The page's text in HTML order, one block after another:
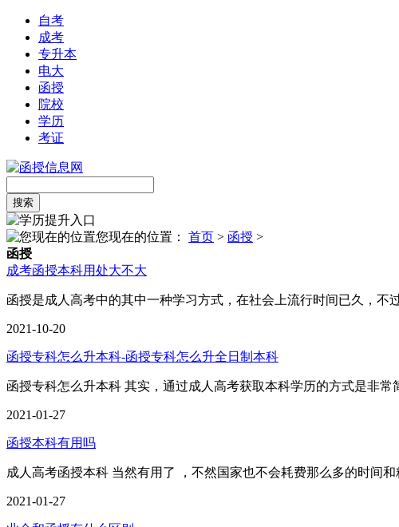
自考
成考
专升本
电大
函授
院校
学历
考证
搜索
您现在的位置： 首页 > 函授 >
函授
成考函授本科用处大不大
函授是成人高考中的其中一种学习方式，在社会上流行时间已久，
2021-10-20
函授专科怎么升本科-函授专科怎么升全日制本科
函授专科怎么升本科 其实，通过成人高考获取本科学历的方式是非
2021-01-27
函授本科有用吗
成人高考函授本科 当然有用了 ，不然国家也不会耗费那么多的时间
2021-01-27